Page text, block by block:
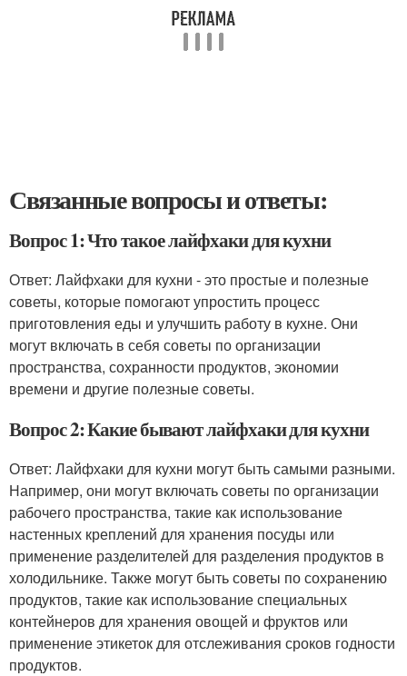
Связанные вопросы и ответы:
Вопрос 1: Что такое лайфхаки для кухни
Ответ: Лайфхаки для кухни - это простые и полезные
советы, которые помогают упростить процесс
приготовления еды и улучшить работу в кухне. Они
могут включать в себя советы по организации
пространства, сохранности продуктов, экономии
времени и другие полезные советы.
Вопрос 2: Какие бывают лайфхаки для кухни
Ответ: Лайфхаки для кухни могут быть самыми разными.
Например, они могут включать советы по организации
рабочего пространства, такие как использование
настенных креплений для хранения посуды или
применение разделителей для разделения продуктов в
холодильнике. Также могут быть советы по сохранению
продуктов, такие как использование специальных
контейнеров для хранения овощей и фруктов или
применение этикеток для отслеживания сроков годности
продуктов.